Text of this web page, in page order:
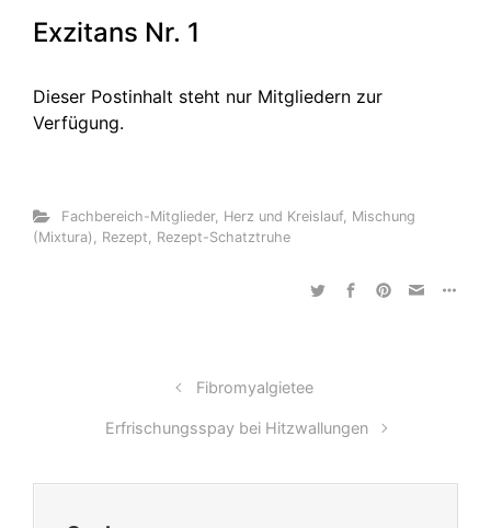
Exzitans Nr. 1
Dieser Postinhalt steht nur Mitgliedern zur
Verfügung.
Fachbereich-Mitglieder, Herz und Kreislauf, Mischung
(Mixtura)
Rezept Rezept-Schatztruhe
Fibromyalgietee
Erfrischungsspay bei Hitzwallungen